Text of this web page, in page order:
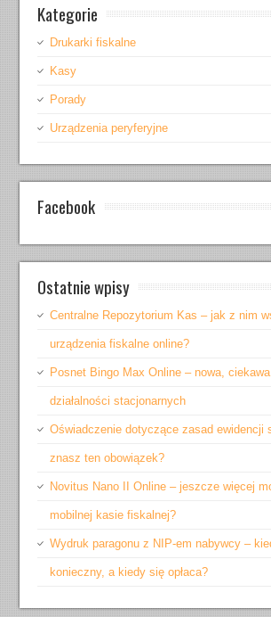
Kategorie
Drukarki fiskalne
Kasy
Porady
Urządzenia peryferyjne
Facebook
Ostatnie wpisy
Centralne Repozytorium Kas – jak z nim
urządzenia fiskalne online?
Posnet Bingo Max Online – nowa,
działalności stacjonarnych
Oświadczenie dotyczące zasad ewidencji
znasz ten obowiązek?
Novitus Nano II Online – jeszcze więcej
mobilnej kasie fiskalnej?
Wydruk paragonu z NIP-em nabywcy –
konieczny, a kiedy się opłaca?